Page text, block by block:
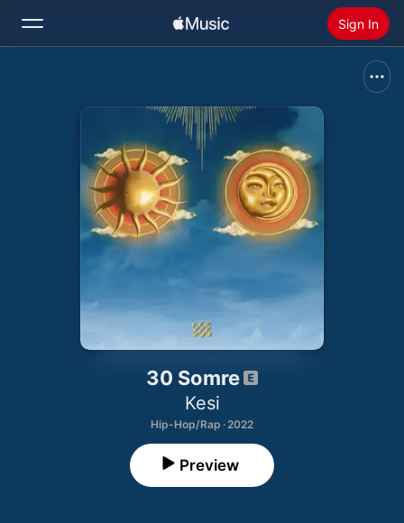
Sign In
Radio
Install Apple Music
30 Somre
Kesi
Hip-Hop/Rap · 2022
Preview